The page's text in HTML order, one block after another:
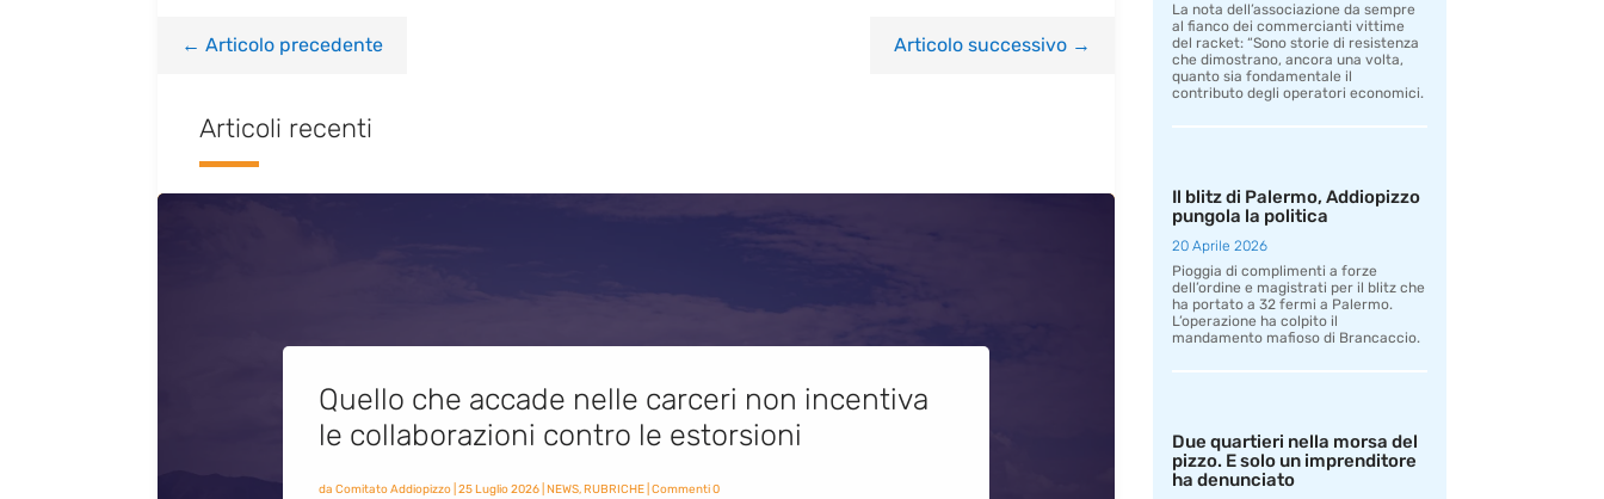
← Articolo precedente Articolo successivo→
Articoli recenti
Quello che accade nelle carceri non incentiva
le collaborazioni contro le estorsioni
da Comitato Addiopizzo| 25 Luglio 2026| NEWS,RUBRICHE| Commenti 0
La nota dell’associazione da sempre
al fianco dei commercianti vittime
del racket: “Sono storie di resistenza
che dimostrano, ancora una volta,
quanto sia fondamentale il
contributo degli operatori economici.
Il blitz di Palermo, Addiopizzo
pungola la politica
20 Aprile 2026
Pioggia di complimenti a forze
dell’ordine e magistrati per il blitz che
ha portato a 32 fermi a Palermo.
L’operazione ha colpito il
mandamento mafioso di Brancaccio.
Due quartieri nella morsa del
pizzo. E solo un imprenditore
ha denunciato